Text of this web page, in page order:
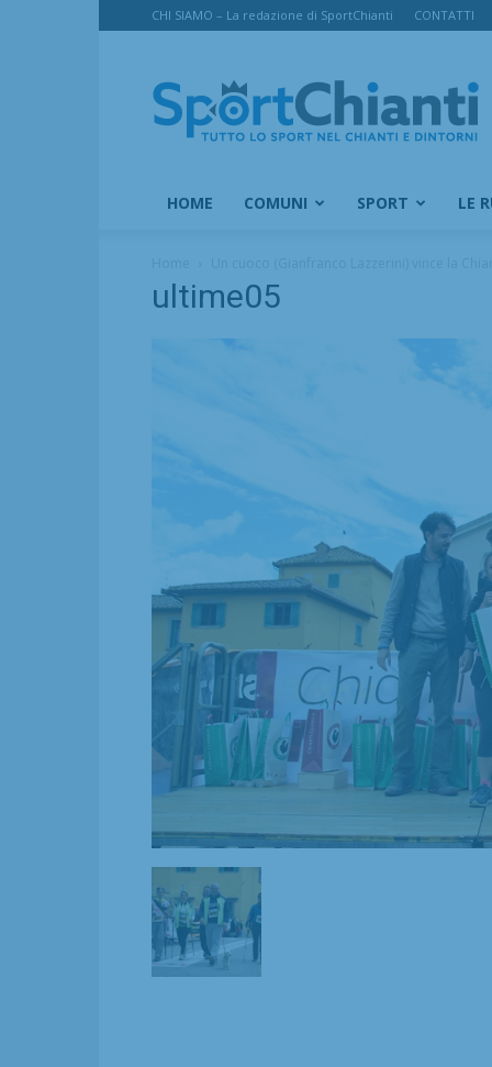
CHI SIAMO – La redazione di SportChianti CONTATTI
SportChianti
HOME COMUNI SPORT LE
ultime05